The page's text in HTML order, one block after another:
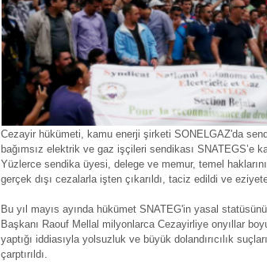
Cezayir hükümeti, kamu enerji şirketi SONELGAZ'da
bağımsız elektrik ve gaz işçileri sendikası SNATEGS’e
Yüzlerce sendika üyesi, delege ve memur, temel
gerçek dışı cezalarla işten çıkarıldı, taciz edildi ve
Bu yıl mayıs ayında hükümet SNATEG'in yasal
Başkanı Raouf Mellal milyonlarca Cezayirliye onyıllar
yaptığı iddiasıyla yolsuzluk ve büyük dolandırıcılık
çarptırıldı.